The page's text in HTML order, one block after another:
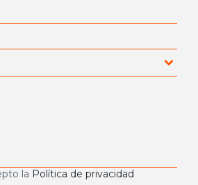
la Política de privacidad